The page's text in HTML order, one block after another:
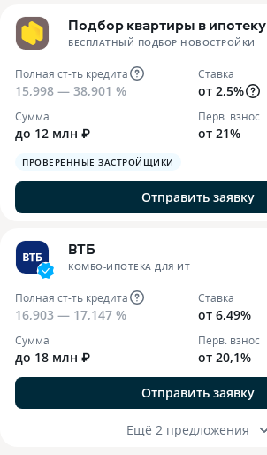
Подбор квартиры в ипотеку
БЕСПЛАТНЫЙ ПОДБОР НОВОСТРОЙКИ
Полная ст-ть кредита
15,998 — 38,901 %
Ставка
от 2,5%
Сумма
до 12 млн ₽
Перв. взнос
от 21%
ПРОВЕРЕННЫЕ ЗАСТРОЙЩИКИ
Отправить заявку
ВТБ
КОМБО-ИПОТЕКА ДЛЯ ИТ
Полная ст-ть кредита
16,903 — 17,147 %
Ставка
от 6,49%
Сумма
до 18 млн ₽
Перв. взнос
от 20,1%
Отправить заявку
Ещё 2 предложения